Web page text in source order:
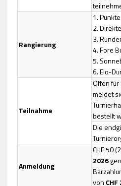
Rangierung
1. Punkte
2.
3.
4. Fore
5.
6. Elo-
Teilnahme
Offen für
meldet
bestellt
Die
Anmeldung
CHF 50
2026
von CHF